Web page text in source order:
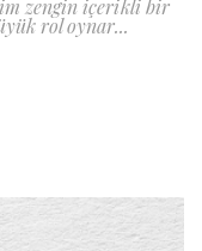
zengin içerikli bir
rol oynar...